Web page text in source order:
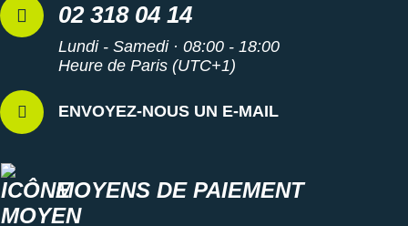
02 318 04 14
Lundi - Samedi · 08:00 - 18:00
Heure de Paris (UTC+1)
ENVOYEZ-NOUS UN E-MAIL
MOYENS DE PAIEMENT